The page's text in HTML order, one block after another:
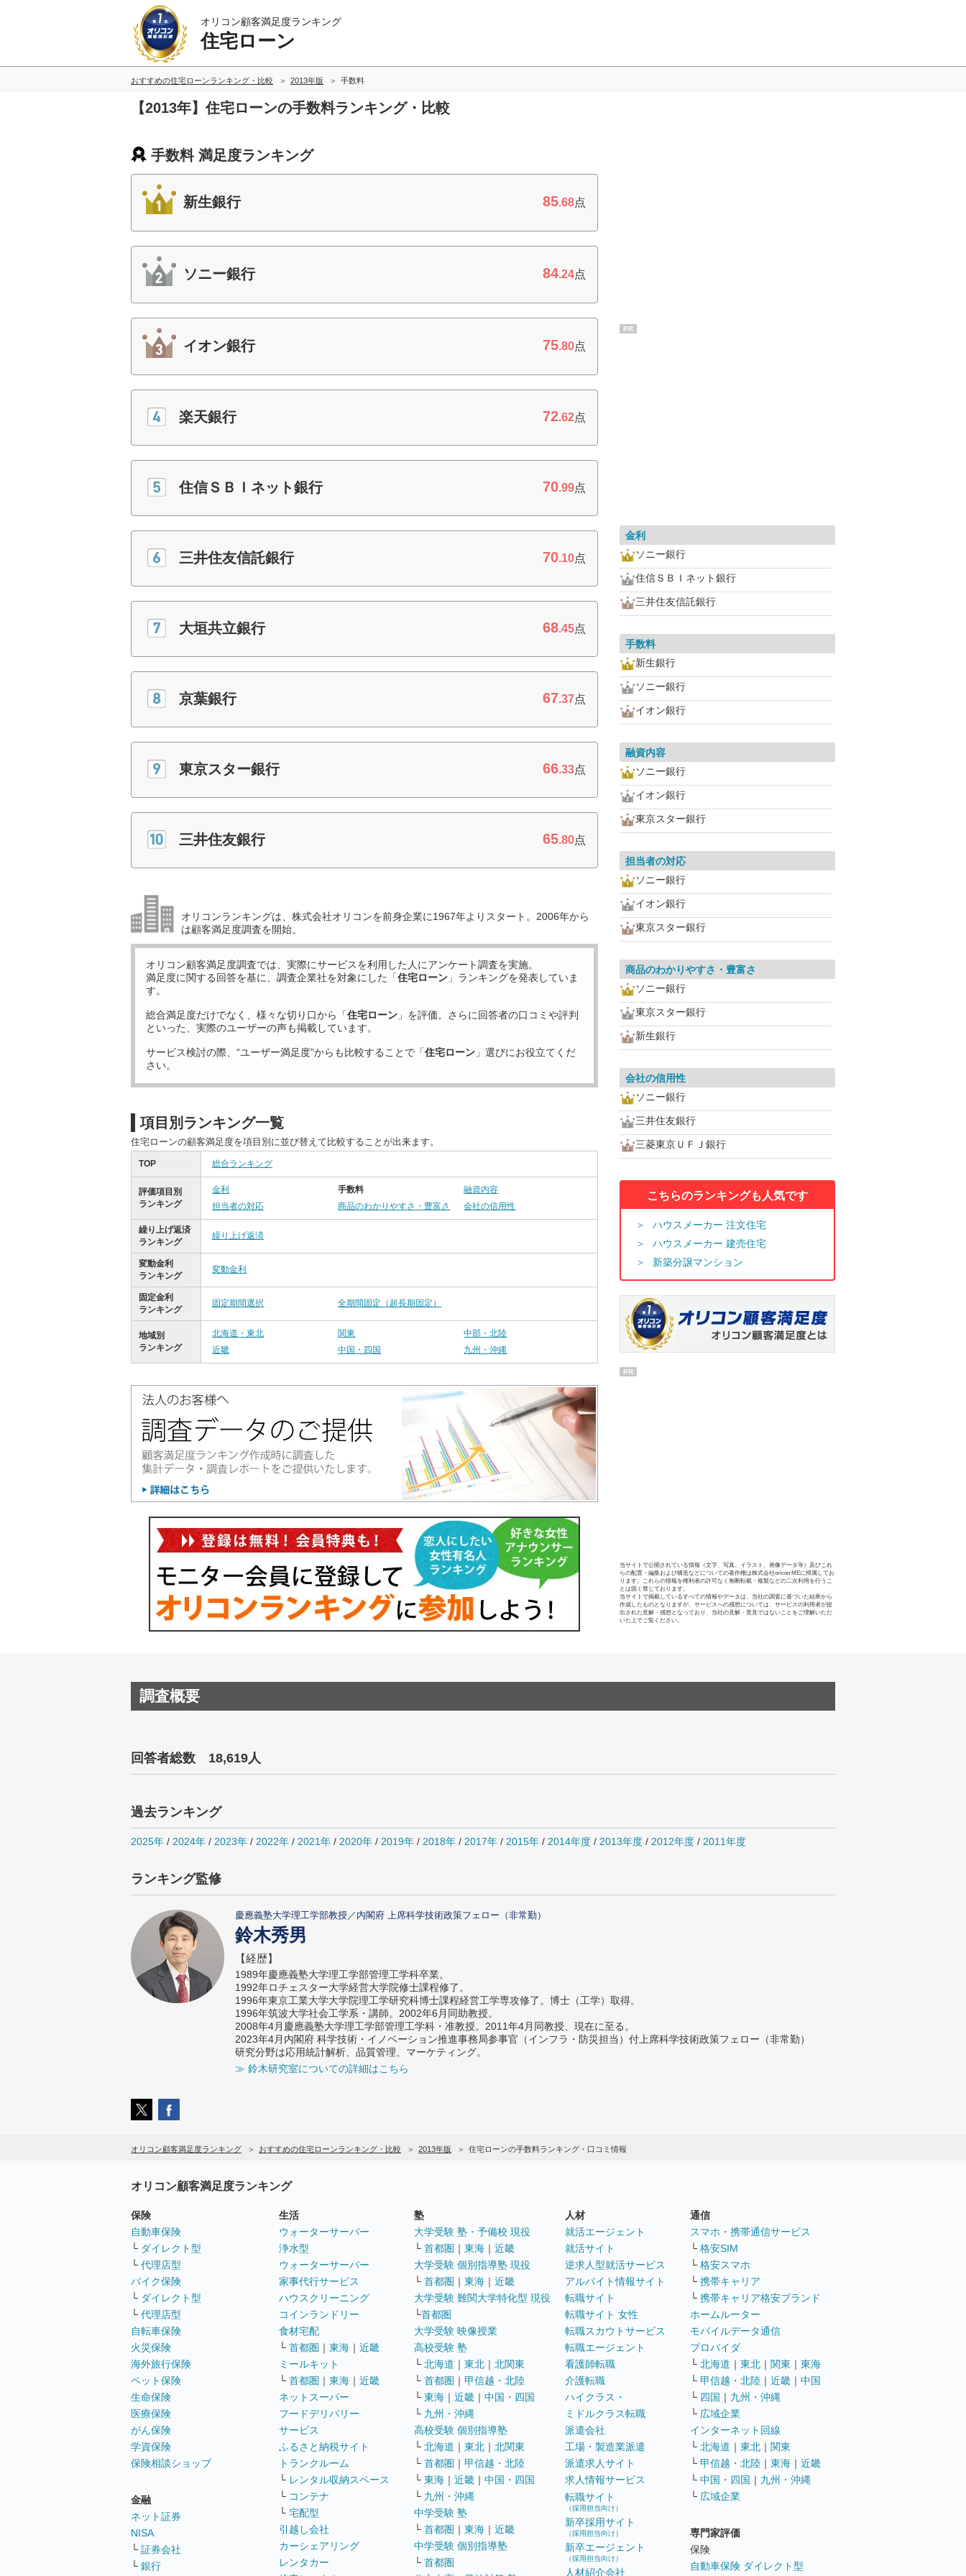
オリコン顧客満足度ランキング
住宅ローン
おすすめの住宅ローンランキング・比較 2013年版 手数料
【2013年】住宅ローンの手数料ランキング・比較
手数料 満足度ランキング
新生銀行 85.68点
ソニー銀行 84.24点
イオン銀行 75.80点
楽天銀行 72.62点
住信ＳＢＩネット銀行 70.99点
三井住友信託銀行 70.10点
大垣共立銀行 68.45点
京葉銀行 67.37点
東京スター銀行 66.33点
三井住友銀行 65.80点
オリコンランキングは、株式会社オリコンを前身企業に1967年よりスタート。2006年から
は顧客満足度調査を開始。
オリコン顧客満足度調査では、実際にサービスを利用した 人にアンケート調査を実施。
満足度に関する回答を基に、調査企業社を対象にした「住宅ローン 」ランキングを発表していま
す。
総合満足度だけでなく、様々な切り口から「住宅ローン 」を評価。さらに回答者の口コミや評判
といった、実際のユーザーの声も掲載しています。
サービス検討の際、“ユーザー満足度”からも比較することで「住宅ローン 」選びにお役立てくだ
さい。
項目別ランキング一覧
住宅ローンの顧客満足度を項目別に並び替えて比較することが出来ます。
TOP 総合ランキング
評価項目別
ランキング
金利 手数料
融資内容
担当者の対応
商品のわかりやすさ・豊富さ 会社の信用性
繰り上げ返済
ランキング
繰り上げ返済
変動金利
ランキング
変動金利
固定金利
ランキング
固定期間選択 全期間固定（超長期固定）
地域別
ランキング
北海道・東北 関東
中部・北陸
近畿
中国・四国 九州・沖縄
PR
金利
ソニー銀行
住信ＳＢＩネット銀行
三井住友信託銀行
手数料
新生銀行
ソニー銀行
イオン銀行
融資内容
ソニー銀行
イオン銀行
東京スター銀行
担当者の対応
ソニー銀行
イオン銀行
東京スター銀行
商品のわかりやすさ・豊富さ
ソニー銀行
東京スター銀行
新生銀行
会社の信用性
ソニー銀行
三井住友銀行
三菱東京ＵＦＪ銀行
こちらのランキングも人気です
ハウスメーカー 注文住宅
ハウスメーカー 建売住宅
新築分譲マンション
PR
当サイトで公開されている情報（文字、写真、イラスト、画像データ等）及びこれ
らの配置・編集および構造などについての著作権は株式会社oricon MEに帰属してお
ります。これらの情報を権利者の許可なく無断転載・複製などの二次利用を行うこ
とは固く禁じております。
当サイトで掲載しているすべての情報やデータは、当社の調査に基づいた結果から
作成したものとなりますが、サービスへの感想については、サービスの利用者が提
出された見解・感想となっており、当社の見解・意見ではないことをご理解いただ
いた上でご覧ください。
調査概要
回答者総数 18,619人
過去ランキング
2025年 / 2024年 / 2023年 / 2022年 / 2021年 / 2020年 / 2019年 / 2018年 / 2017年 / 2015年 / 2014年度 / 2013年度 / 2012年度 / 2011年度
ランキング監修
慶應義塾大学理工学部教授／内閣府 上席科学技術政策フェロー（非常勤）
鈴木秀男
【経歴】
1989年慶應義塾大学理工学部管理工学科卒業。
1992年ロチェスター大学経営大学院修士課程修了。
1996年東京工業大学大学院理工学研究科博士課程経営工学専攻修了。博士（工学）取得。
1996年筑波大学社会工学系・講師。2002年6月同助教授。
2008年4月慶應義塾大学理工学部管理工学科・准教授。2011年4月同教授、現在に至る。
2023年4月内閣府 科学技術・イノベーション推進事務局参事官（インフラ・防災担当）付上席科学技術政策フェロー（非常勤）
研究分野は応用統計解析、品質管理、マーケティング。
≫ 鈴木研究室についての詳細はこちら
オリコン顧客満足度ランキング おすすめの住宅ローンランキング・比較 2013年版 住宅ローンの手数料ランキング・口コミ情報
オリコン顧客満足度ランキング
保険
自動車保険
└ ダイレクト型
└ 代理店型
バイク保険
└ ダイレクト型
└ 代理店型
自転車保険
火災保険
海外旅行保険
ペット保険
生命保険
医療保険
がん保険
学資保険
保険相談ショップ
金融
ネット証券
NISA
└ 証券会社
└ 銀行
生活
ウォーターサーバー
浄水型
ウォーターサーバー
家事代行サービス
ハウスクリーニング
コインランドリー
食材宅配
└ 首都圏 ｜ 東海 ｜ 近畿
ミールキット
└ 首都圏 ｜ 東海 ｜ 近畿
ネットスーパー
フードデリバリー
サービス
ふるさと納税サイト
トランクルーム
└ レンタル収納スペース
└ コンテナ
└ 宅配型
引越し会社
カーシェアリング
レンタカー
塾
大学受験 塾・予備校 現役
└ 首都圏 ｜ 東海 ｜ 近畿
大学受験 個別指導塾 現役
└ 首都圏 ｜ 東海 ｜ 近畿
大学受験 難関大学特化型 現役
└首都圏
大学受験 映像授業
高校受験 塾
└ 北海道 ｜ 東北 ｜ 北関東
└ 首都圏 ｜ 甲信越・北陸
└ 東海 ｜ 近畿 ｜ 中国・四国
└ 九州・沖縄
高校受験 個別指導塾
└ 北海道 ｜ 東北 ｜ 北関東
└ 首都圏 ｜ 甲信越・北陸
└ 東海 ｜ 近畿 ｜ 中国・四国
└ 九州・沖縄
中学受験 塾
└ 首都圏 ｜ 東海 ｜ 近畿
中学受験 個別指導塾
└ 首都圏
人材
就活エージェント
就活サイト
逆求人型就活サービス
アルバイト情報サイト
転職サイト
転職サイト 女性
転職スカウトサービス
転職エージェント
看護師転職
介護転職
ハイクラス・
ミドルクラス転職
派遣会社
工場・製造業派遣
派遣求人サイト
求人情報サービス
転職サイト
（採用担当向け）
新卒採用サイト
（採用担当向け）
新卒エージェント
（採用担当向け）
人材紹介会社
通信
スマホ・携帯通信サービス
└ 格安SIM
└ 格安スマホ
└ 携帯キャリア
└ 携帯キャリア格安ブランド
ホームルーター
モバイルデータ通信
プロバイダ
└ 北海道 ｜ 東北 ｜ 関東 ｜ 東海
└ 甲信越・北陸 ｜ 近畿 ｜ 中国
└ 四国 ｜ 九州・沖縄
└ 広域企業
インターネット回線
└ 北海道 ｜ 東北 ｜ 関東
└ 甲信越・北陸 ｜ 東海 ｜ 近畿
└ 中国・四国 ｜ 九州・沖縄
└ 広域企業
専門家評価
保険
自動車保険 ダイレクト型